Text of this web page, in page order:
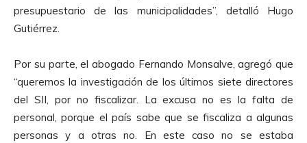
presupuestario de las municipalidades”, detalló Hugo
Gutiérrez.
Por su parte, el abogado Fernando Monsalve, agregó que
“queremos la investigación de los últimos siete directores
del SII, por no fiscalizar. La excusa no es la falta de
personal, porque el país sabe que se fiscaliza a algunas
personas y a otras no. En este caso no se estaba